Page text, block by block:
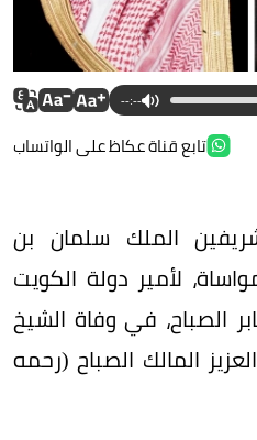
--:--
تابع قناة عكاظ على الواتساب
الملك سلمان بن
لأمير دولة الكويت
الصباح، في وفاة الشيخ
المالك الصباح (رحمه